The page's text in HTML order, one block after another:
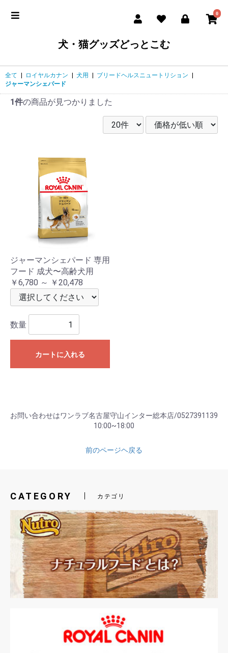
0
犬・猫グッズどっとこむ
全て ロイヤルカナン 犬用 ブリードヘルスニュートリション
ジャーマンシェパード
1件の商品が見つかりました
ジャーマンシェパード 専用
フード 成犬〜高齢犬用
￥6,780 ～ ￥20,478
数量
カートに入れる
お問い合わせはワンラブ名古屋守山インター総本店/0527391139
10:00~18:00
前のページヘ戻る
CATEGORY カテゴリ